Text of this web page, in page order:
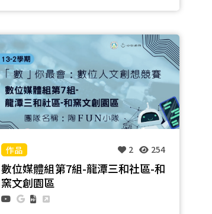
2 254
數位媒體組第7組-龍潭三和社區-和
窯文創園區